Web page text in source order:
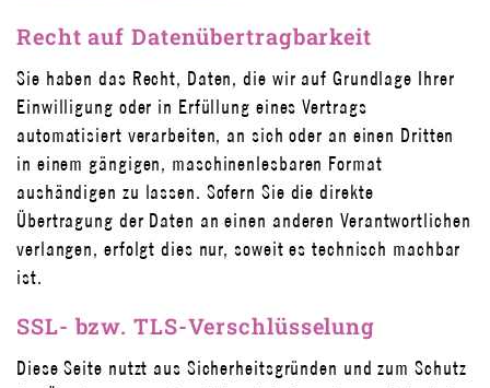
Recht auf Datenübertragbarkeit
Sie haben das Recht, Daten, die wir auf Grundlage Ihrer
Einwilligung oder in Erfüllung eines Vertrags
automatisiert verarbeiten, an sich oder an einen Dritten
in einem gängigen, maschinenlesbaren Format
aushändigen zu lassen. Sofern Sie die direkte
Übertragung der Daten an einen anderen Verantwortlichen
verlangen, erfolgt dies nur, soweit es technisch machbar
ist.
SSL- bzw. TLS-Verschlüsselung
Diese Seite nutzt aus Sicherheitsgründen und zum Schutz